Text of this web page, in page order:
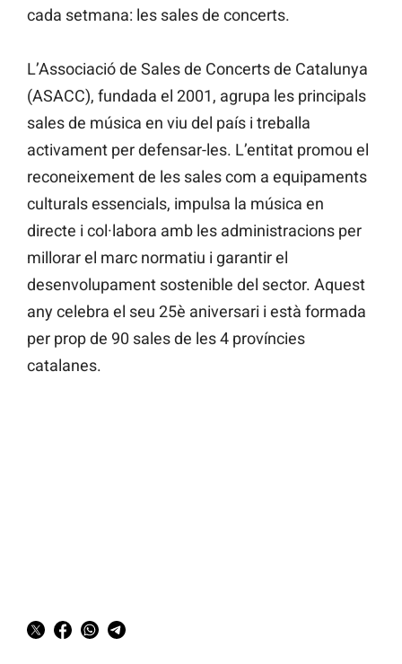
cada setmana: les sales de concerts.
L’Associació de Sales de Concerts de Catalunya
(ASACC), fundada el 2001, agrupa les principals
sales de música en viu del país i treballa
activament per defensar-les. L’entitat promou el
reconeixement de les sales com a equipaments
culturals essencials, impulsa la música en
directe i col·labora amb les administracions per
millorar el marc normatiu i garantir el
desenvolupament sostenible del sector. Aquest
any celebra el seu 25è aniversari i està formada
per prop de 90 sales de les 4 províncies
catalanes.